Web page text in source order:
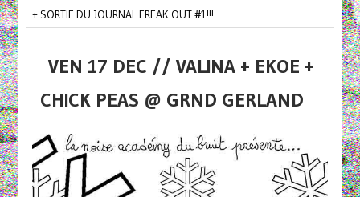
+ SORTIE DU JOURNAL FREAK OUT #1!!!
VEN 17 DEC // VALINA + EKOE +
CHICK PEAS @ GRND GERLAND